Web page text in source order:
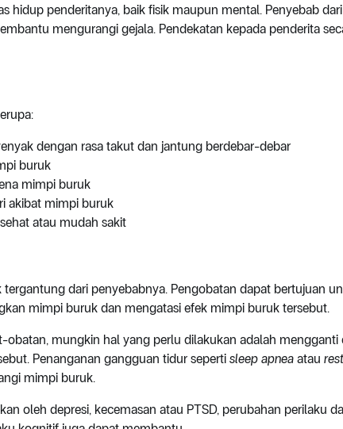
hidup penderitanya, baik fisik maupun mental. Penyebab
mengurangi gejala. Pendekatan kepada penderita
dengan rasa takut dan jantung berdebar-debar
buruk
mimpi buruk
akibat mimpi buruk
atau mudah sakit
dari penyebabnya. Pengobatan dapat bertujuan
mimpi buruk dan mengatasi efek mimpi buruk tersebut.
obatan, mungkin hal yang perlu dilakukan adalah mengganti
Penanganan gangguan tidur seperti sleep apnea atau
mimpi buruk.
oleh depresi, kecemasan atau PTSD, perubahan perilaku